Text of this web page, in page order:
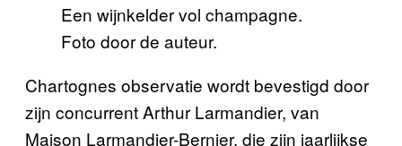
Een wijnkelder vol champagne.
Foto door de auteur.
Chartognes observatie wordt bevestigd door
zijn concurrent Arthur Larmandier, van
Maison Larmandier-Bernier, die zijn jaarlijkse